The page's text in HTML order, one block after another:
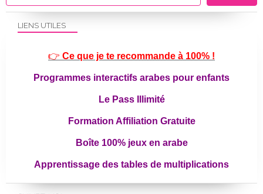
LIENS UTILES
👉 Ce que je te recommande à 100% !
Programmes interactifs arabes pour enfants
Le Pass Illimité
Formation Affiliation Gratuite
Boîte 100% jeux en arabe
Apprentissage des tables de multiplications